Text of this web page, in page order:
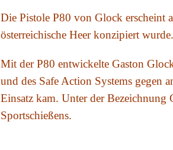
Die Pistole P80 von Glock erscheint
österreichische Heer konzipiert wurde.
Mit der P80 entwickelte Gaston
und des Safe Action Systems gegen
Einsatz kam. Unter der
Sportschießens.